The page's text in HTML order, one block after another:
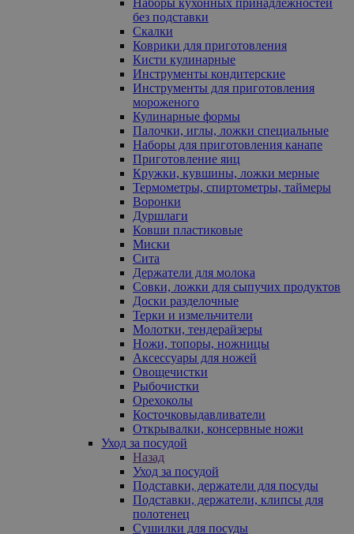
без подставки
Скалки
Коврики для приготовления
Кисти кулинарные
Инструменты кондитерские
Инструменты для приготовления
мороженого
Кулинарные формы
Палочки, иглы, ложки специальные
Наборы для приготовления канапе
Приготовление яиц
Кружки, кувшины, ложки мерные
Термометры, спиртометры, таймеры
Воронки
Дуршлаги
Ковши пластиковые
Миски
Сита
Держатели для молока
Совки, ложки для сыпучих продуктов
Доски разделочные
Терки и измельчители
Молотки, тендерайзеры
Ножи, топоры, ножницы
Аксессуары для ножей
Овощечистки
Рыбочистки
Орехоколы
Косточковыдавливатели
Открывалки, консервные ножи
Уход за посудой
Назад
Уход за посудой
Подставки, держатели для посуды
Подставки, держатели, клипсы для
полотенец
Сушилки для посуды